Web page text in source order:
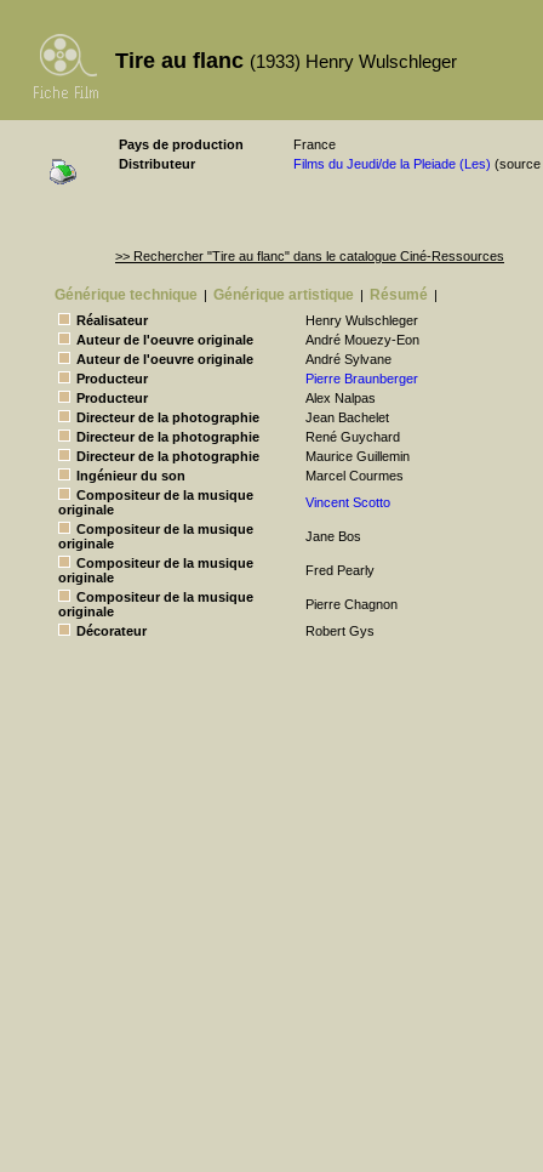
Tire au flanc (1933) Henry Wulschleger
Pays de production
France
Distributeur
Films du Jeudi/de la Pleiade (Les)
>> Rechercher "Tire au flanc" dans le catalogue Ciné-Ressources
Générique technique | Générique artistique | Résumé |
Réalisateur
Henry Wulschleger
Auteur de l'oeuvre originale
André Mouezy-Eon
Auteur de l'oeuvre originale
André Sylvane
Producteur
Pierre Braunberger
Producteur
Alex Nalpas
Directeur de la photographie
Jean Bachelet
Directeur de la photographie
René Guychard
Directeur de la photographie
Maurice Guillemin
Ingénieur du son
Marcel Courmes
Compositeur de la musique
originale
Vincent Scotto
Compositeur de la musique
originale
Jane Bos
Compositeur de la musique
originale
Fred Pearly
Compositeur de la musique
originale
Pierre Chagnon
Décorateur
Robert Gys